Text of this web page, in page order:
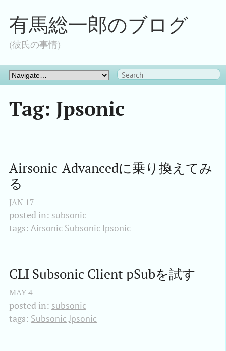
有馬総一郎のブログ
(彼氏の事情)
Tag: Jpsonic
Airsonic-Advancedに乗り換えてみ
る
JAN 17
posted in: subsonic
tags: Airsonic SubsonicJpsonic
CLI Subsonic Client pSubを試す
MAY4
posted in: subsonic
tags: Subsonic Jpsonic